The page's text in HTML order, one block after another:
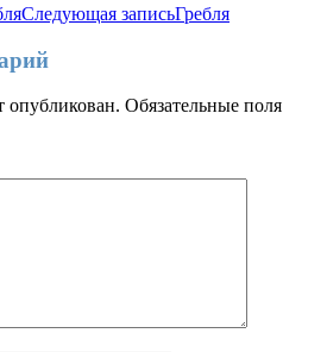
Следующая записьГребля
опубликован. Обязательные поля